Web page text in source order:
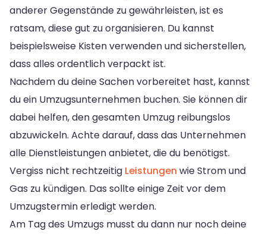
anderer Gegenstände zu gewährleisten, ist es
ratsam, diese gut zu organisieren. Du kannst
beispielsweise Kisten verwenden und sicherstellen,
dass alles ordentlich verpackt ist.
Nachdem du deine Sachen vorbereitet hast, kannst
du ein Umzugsunternehmen buchen. Sie können dir
dabei helfen, den gesamten Umzug reibungslos
abzuwickeln. Achte darauf, dass das Unternehmen
alle Dienstleistungen anbietet, die du benötigst.
Vergiss nicht rechtzeitig Leistungen wie Strom und
Gas zu kündigen. Das sollte einige Zeit vor dem
Umzugstermin erledigt werden.
Am Tag des Umzugs musst du dann nur noch deine